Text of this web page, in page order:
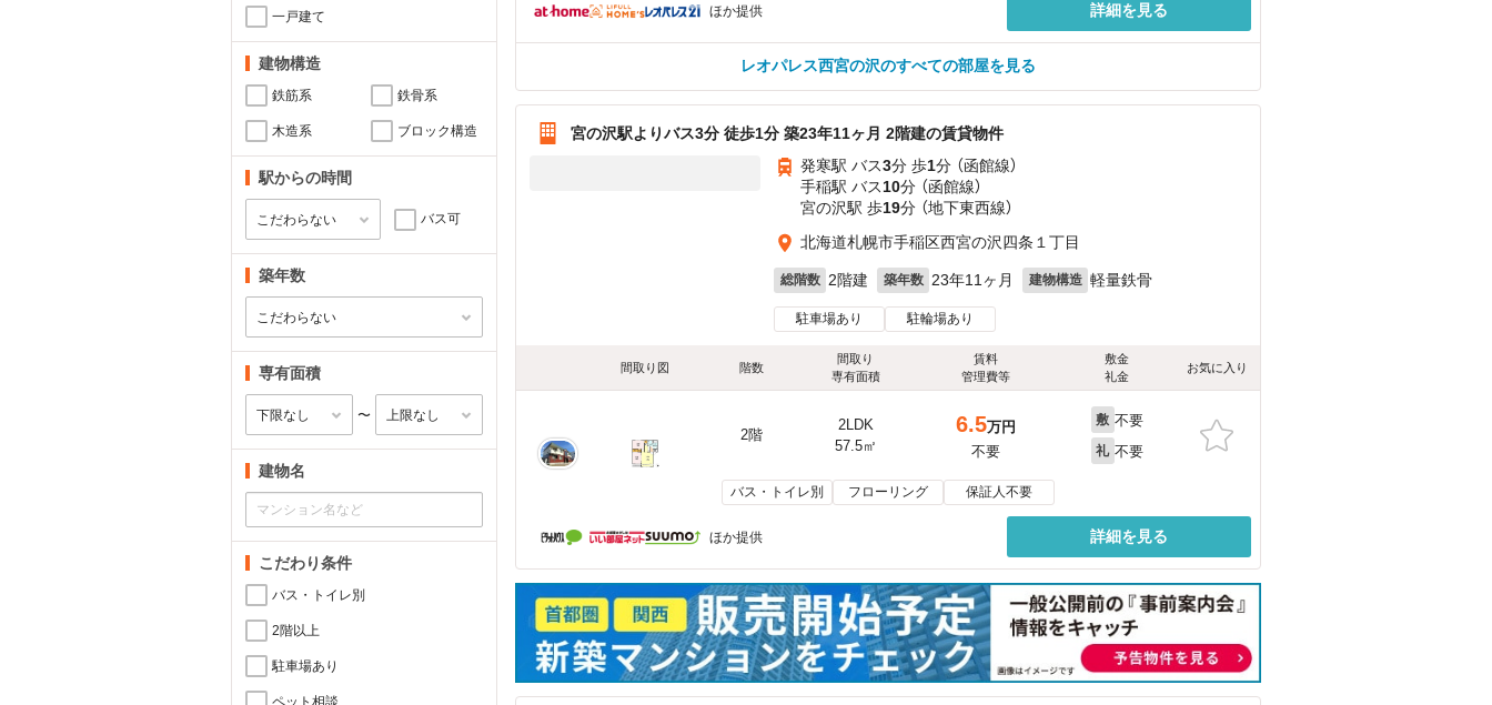
一戸建て
建物構造
鉄筋系 鉄骨系
木造系 ブロック構造
駅からの時間
バス可
築年数
専有面積
〜
建物名
こだわり条件
バス・トイレ別
2階以上
駐車場あり
ペット相談
ほか提供 詳細を見る
レオパレス西宮の沢のすべての部屋を見る
宮の沢駅よりバス3分 徒歩1分 築23年11ヶ月 2階建の賃貸物件
発寒駅 バス3分 歩1分 （函館線）
手稲駅 バス10分 （函館線）
宮の沢駅 歩19分 （地下東西線）
北海道札幌市手稲区西宮の沢四条１丁目
総階数 2階建 築年数 23年11ヶ月 建物構造 軽量鉄骨
駐車場あり 駐輪場あり
間取り図 階数
間取り
専有面積
賃料
管理費等
敷金
礼金
お気に入り
2階
2LDK
57.5㎡
6.5万円
不要
敷 不要
礼 不要
バス・トイレ別 フローリング 保証人不要
ほか提供 詳細を見る